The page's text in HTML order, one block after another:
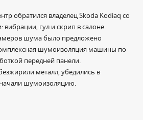
обратился владелец Skoda Kodiaq со
гул и скрип в салоне.
шума было предложено
шумоизоляция машины по
передней панели.
металл, убедились в
шумоизоляцию.